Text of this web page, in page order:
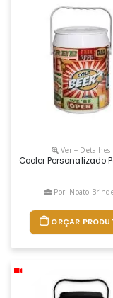
Ver + Detalhes
Cooler Personalizado
Por: Noato
ORÇAR